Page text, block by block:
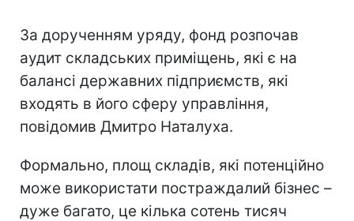
За дорученням уряду, фонд розпочав
аудит складських приміщень, які є на
балансі державних підприємств, які
входять в його сферу управління,
повідомив Дмитро Наталуха.
Формально, площ складів, які потенційно
може використати постраждалий бізнес –
дуже багато, це кілька сотень тисяч